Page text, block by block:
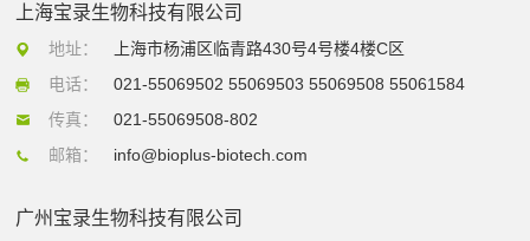
上海宝录生物科技有限公司
地址：
上海市杨浦区临青路430号4号楼4楼C区
电话：
021-55069502 55069503 55069508 55061584
传真：
021-55069508-802
邮箱：
info@bioplus-biotech.com
广州宝录生物科技有限公司